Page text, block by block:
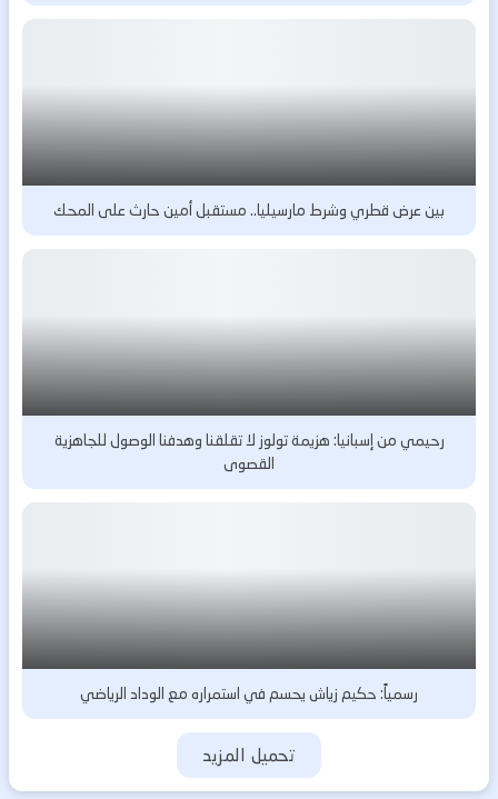
بين عرض قطري وشرط مارسيليا.. مستقبل أمين حارث على المحك
رحيمي من إسبانيا: هزيمة تولوز لا تقلقنا وهدفنا الوصول للجاهزية
القصوى
رسمياً: حكيم زياش يحسم في استمراره مع الوداد الرياضي
تحميل المزيد